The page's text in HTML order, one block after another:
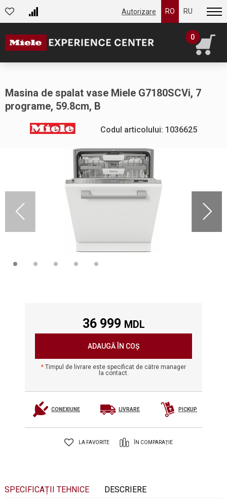
Autorizare RO RU
0
Masina de spalat vase Miele G7180SCVi, 7
programe, 59.8cm, B
Codul articolului: 1036625
36 999 MDL
ADAUGĂ ÎN COȘ
Timpul de livrare este specificat de către manager
la contact.
CONEXIUNE LIVRARE PICKUP
LA FAVORITE ÎN COMPARAȚIE
SPECIFICAȚII TEHNICE DESCRIERE